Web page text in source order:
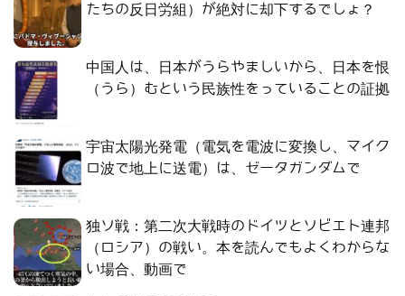
たちの反日労組）が絶対に却下するでしょ？
中国人は、日本がうらやましいから、日本を恨
（うら）むという民族性をっていることの証拠
宇宙太陽光発電（電気を電波に変換し、マイク
ロ波で地上に送電）は、ゼータガンダムで
独ソ戦：第二次大戦時のドイツとソビエト連邦
（ロシア）の戦い。本を読んでもよくわからな
い場合、動画で